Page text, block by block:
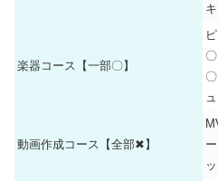
楽器コース【一部〇】
動画作成コース【全部✖】